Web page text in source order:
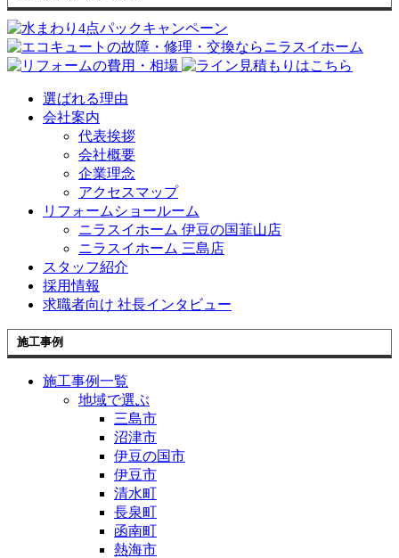
選ばれる理由
会社案内
代表挨拶
会社概要
企業理念
アクセスマップ
リフォームショールーム
ニラスイホーム 伊豆の国韮山店
ニラスイホーム 三島店
スタッフ紹介
採用情報
求職者向け 社長インタビュー
施工事例
施工事例一覧
地域で選ぶ
三島市
沼津市
伊豆の国市
伊豆市
清水町
長泉町
函南町
熱海市